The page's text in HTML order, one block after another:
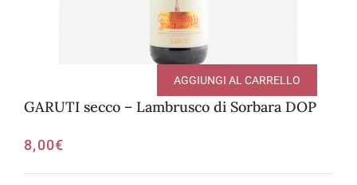
GARUTI secco – Lambrusco di Sorbara DOP
8,00€
AGGIUNGI AL CARRELLO